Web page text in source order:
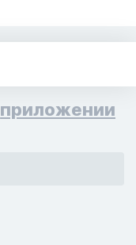
приложении